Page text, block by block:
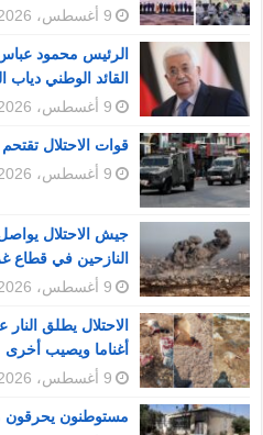
9 أغسطس، 2026
الرئيس محمود
القائد الوطني دياب
9 أغسطس، 2026
قوات الاحتلال
9 أغسطس، 2026
جيش الاحتلال
النازحين في قطاع
9 أغسطس، 2026
الاحتلال يطلق
أغناما ويصيب أخرى
9 أغسطس، 2026
مستوطنون يحرقون